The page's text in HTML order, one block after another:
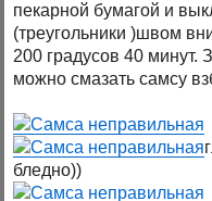
пекарной бумагой и
(треугольники )швом
200 градусов 40 минут.
можно смазать самсу
бледно))